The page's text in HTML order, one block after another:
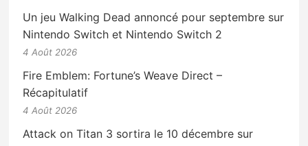
Un jeu Walking Dead annoncé pour septembre sur
Nintendo Switch et Nintendo Switch 2
4 Août 2026
Fire Emblem: Fortune’s Weave Direct –
Récapitulatif
4 Août 2026
Attack on Titan 3 sortira le 10 décembre sur